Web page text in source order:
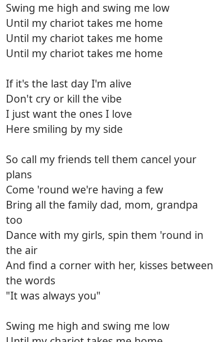
Swing me high and swing me low
Until my chariot takes me home
Until my chariot takes me home
Until my chariot takes me home
If it's the last day I'm alive
Don't cry or kill the vibe
I just want the ones I love
Here smiling by my side
So call my friends tell them cancel your
plans
Come 'round we're having a few
Bring all the family dad, mom, grandpa
too
Dance with my girls, spin them 'round in
the air
And find a corner with her, kisses between
the words
"It was always you"
Swing me high and swing me low